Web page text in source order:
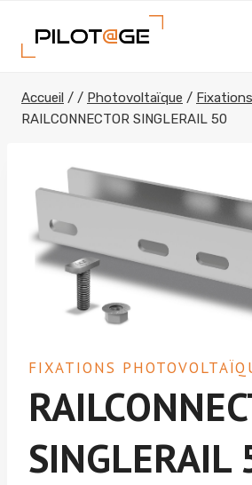
contenu
Accueil / / Photovoltaïque /
RAILCONNECTOR SINGLERAIL 50
FIXATIONS
SINGLERAIL